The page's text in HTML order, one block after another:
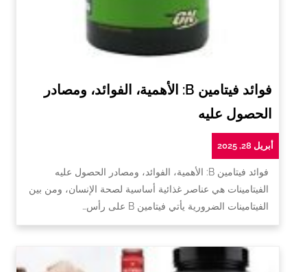
فوائد فيتامين B: الأهمية، الفوائد، ومصادر
الحصول عليه
أبريل 28, 2025
فوائد فيتامين B: الأهمية، الفوائد، ومصادر الحصول عليه
الفيتامينات هي عناصر غذائية أساسية لصحة الإنسان، ومن بين
الفيتامينات الضرورية يأتي فيتامين B على رأس…